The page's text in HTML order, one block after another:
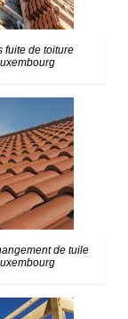
fuite de toiture
de tuile